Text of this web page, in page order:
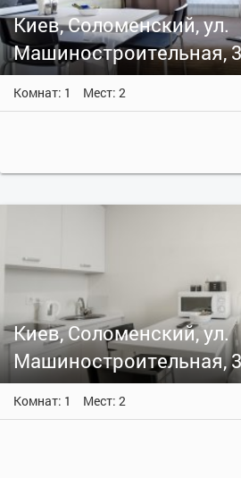
Киев, Соломенский, ул.
Машиностроительная,
Комнат: 1 Мест: 2
Киев, Соломенский, ул.
Машиностроительная,
Комнат: 1 Мест: 2